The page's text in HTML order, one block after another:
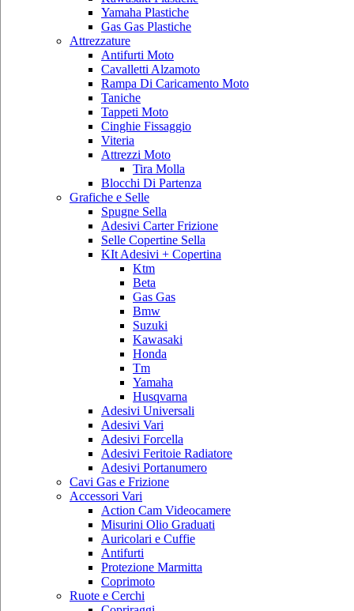
Yamaha Plastiche
Gas Gas Plastiche
Attrezzature
Antifurti Moto
Cavalletti Alzamoto
Rampa Di Caricamento Moto
Taniche
Tappeti Moto
Cinghie Fissaggio
Viteria
Attrezzi Moto
Tira Molla
Blocchi Di Partenza
Grafiche e Selle
Spugne Sella
Adesivi Carter Frizione
Selle Copertine Sella
KIt Adesivi + Copertina
Ktm
Beta
Gas Gas
Bmw
Suzuki
Kawasaki
Honda
Tm
Yamaha
Husqvarna
Adesivi Universali
Adesivi Vari
Adesivi Forcella
Adesivi Feritoie Radiatore
Adesivi Portanumero
Cavi Gas e Frizione
Accessori Vari
Action Cam Videocamere
Misurini Olio Graduati
Auricolari e Cuffie
Antifurti
Protezione Marmitta
Coprimoto
Ruote e Cerchi